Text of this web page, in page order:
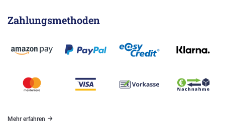
Zahlungsmethoden
Mehr erfahren